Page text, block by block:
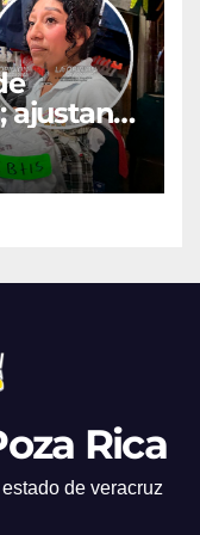
ajustan
Rica
de veracruz